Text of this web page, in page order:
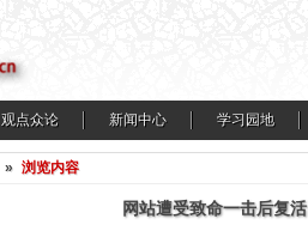
观点众论 新闻中心 学习园地
» 浏览内容
网站遭受致命一击后复活